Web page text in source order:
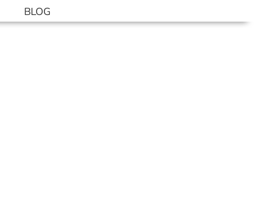
BLOG